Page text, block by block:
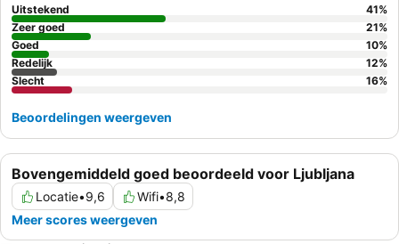
vers fruit. Voor een werkelijk memorabel verblijf kunt u
overwegen een kamer met een modern interieur aan te vragen
om de mix van historische charme en eigentijds comfort van het
hotel ten volle te waarderen.
Bovengemiddeld goed beoordeeld voor Ljubljana
Locatie•9,6 Wifi•8,8
Meer scores weergeven
Uitstekend 41%
Zeer goed
21%
Goed
10%
Redelijk
12%
Slecht
16%
Beoordelingen weergeven